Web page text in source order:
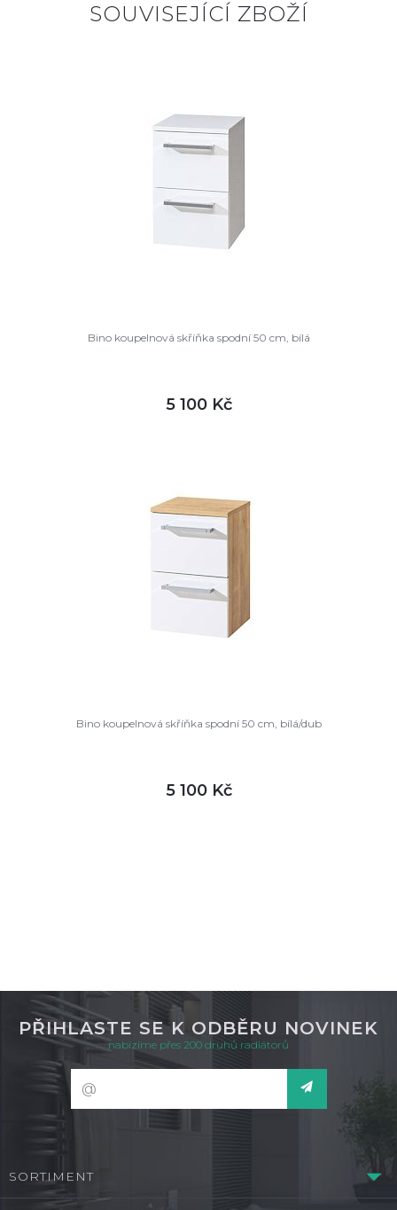
SOUVISEJÍCÍ ZBOŽÍ
Bino koupelnová skříňka spodní 50 cm, bílá
5 100 Kč
Bino koupelnová skříňka spodní 50 cm, bílá/dub
5 100 Kč
PŘIHLASTE SE K ODBĚRU NOVINEK
nabízíme přes 200 druhů radiátorů
SORTIMENT